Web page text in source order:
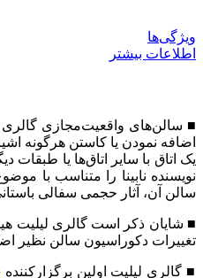
ویژگی‌ها
اطلاعات بیشتر
■ سالن‌های واقعیت‌مجازی گالری
اضافه نمودن یا کاستن هرگونه
یک اتاق با سایر اتاق‌ها یا
نویسنده نابینا را متناسب با
سالن آن، آثار حجمی سفالی
■ شایان ذکر است گالری لیلیت
تغییرات دکوراسیون سالن نظیر
■ گالری لیلیت اولین برگزارکننده